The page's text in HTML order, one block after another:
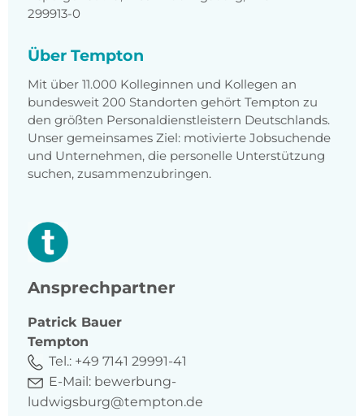
299913-0
Über Tempton
Mit über 11.000 Kolleginnen und Kollegen an
bundesweit 200 Standorten gehört Tempton zu
den größten Personaldienstleistern Deutschlands.
Unser gemeinsames Ziel: motivierte Jobsuchende
und Unternehmen, die personelle Unterstützung
suchen, zusammenzubringen.
Ansprechpartner
Patrick Bauer
Tempton
Tel.: +49 7141 29991-41
E-Mail: bewerbung-
ludwigsburg@tempton.de